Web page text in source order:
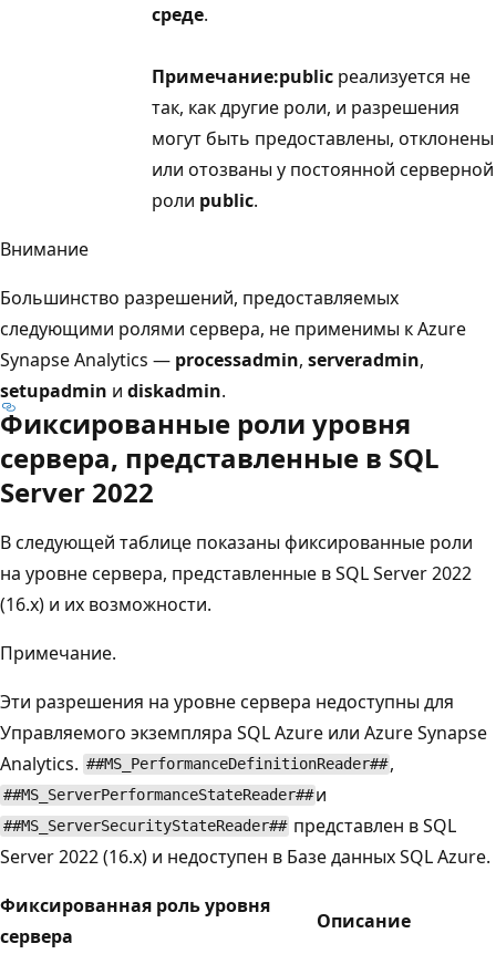
среде.
Примечание:public реализуется не
так, как другие роли, и разрешения
могут быть предоставлены, отклонены
или отозваны у постоянной серверной
роли public.
Внимание
Большинство разрешений, предоставляемых
следующими ролями сервера, не применимы к Azure
Synapse Analytics — processadmin, serveradmin,
setupadmin и diskadmin.
Фиксированные роли уровня
сервера, представленные в SQL
Server 2022
В следующей таблице показаны фиксированные роли
на уровне сервера, представленные в SQL Server 2022
(16.x) и их возможности.
Примечание.
Эти разрешения на уровне сервера недоступны для
Управляемого экземпляра SQL Azure или Azure Synapse
Analytics. ##MS_PerformanceDefinitionReader## ,
##MS_ServerPerformanceStateReader## и
##MS_ServerSecurityStateReader## представлен в SQL
Server 2022 (16.x) и недоступен в Базе данных SQL Azure.
Фиксированная роль уровня
сервера
Описание